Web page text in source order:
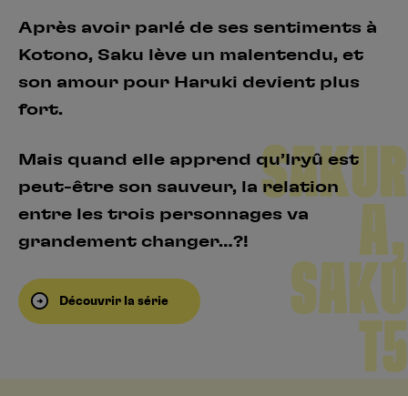
Après avoir parlé de ses sentiments à
Kotono, Saku lève un malentendu, et
son amour pour Haruki devient plus
fort.
Mais quand elle apprend qu’Iryû est
peut-être son sauveur, la relation
entre les trois personnages va
grandement changer…?!
Découvrir la série
SAKUR
A,
SAKU
T5